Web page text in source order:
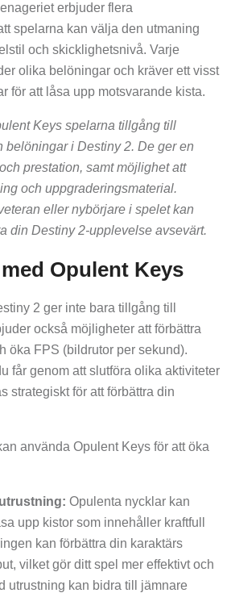
erbjuder flera
spelarna kan välja den utmaning
och skicklighetsnivå. Varje
olika belöningar och kräver ett visst
för att låsa upp motsvarande kista.
Keys spelarna tillgång till
belöningar i Destiny 2. De ger en
prestation, samt möjlighet att
och uppgraderingsmaterial.
eller nybörjare i spelet kan
din Destiny 2-upplevelse avsevärt.
Opulent Keys
2 ger inte bara tillgång till
också möjligheter att förbättra
öka FPS (bildrutor per sekund).
får genom att slutföra olika aktiviteter
strategiskt för att förbättra din
använda Opulent Keys för att öka
Opulenta nycklar kan
upp kistor som innehåller kraftfull
kan förbättra din karaktärs
vilket gör ditt spel mer effektivt och
utrustning kan bidra till jämnare